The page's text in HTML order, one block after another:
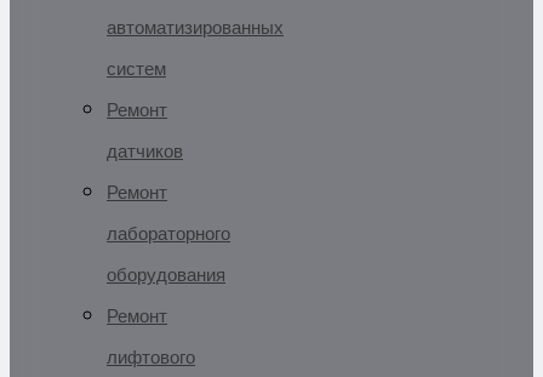
автоматизированных
систем
Ремонт
датчиков
Ремонт
лабораторного
оборудования
Ремонт
лифтового